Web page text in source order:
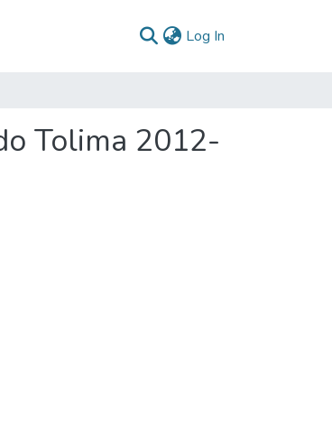
Log In
Tolima 2012-